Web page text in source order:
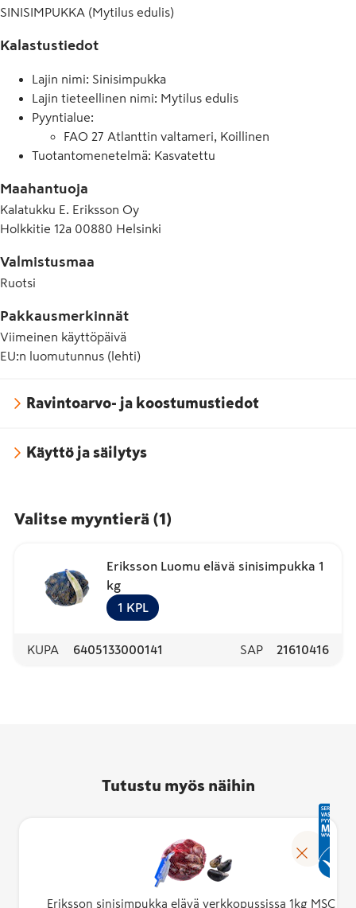
SINISIMPUKKA (Mytilus edulis)
Kalastustiedot
Lajin nimi: Sinisimpukka
Lajin tieteellinen nimi: Mytilus edulis
Pyyntialue:
FAO 27 Atlanttin valtameri, Koillinen
Tuotantomenetelmä: Kasvatettu
Maahantuoja
Kalatukku E. Eriksson Oy
Holkkitie 12a 00880 Helsinki
Valmistusmaa
Ruotsi
Pakkausmerkinnät
Viimeinen käyttöpäivä
EU:n luomutunnus (lehti)
Ravintoarvo- ja koostumustiedot
Käyttö ja säilytys
Valitse myyntierä (1)
Eriksson Luomu elävä sinisimpukka 1
kg
1 KPL
KUPA 6405133000141 SAP 21610416
Tutustu myös näihin
Eriksson sinisimpukka elävä verkkopussissa 1kg MSC